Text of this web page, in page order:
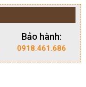
Bảo hành:
0918.461.686